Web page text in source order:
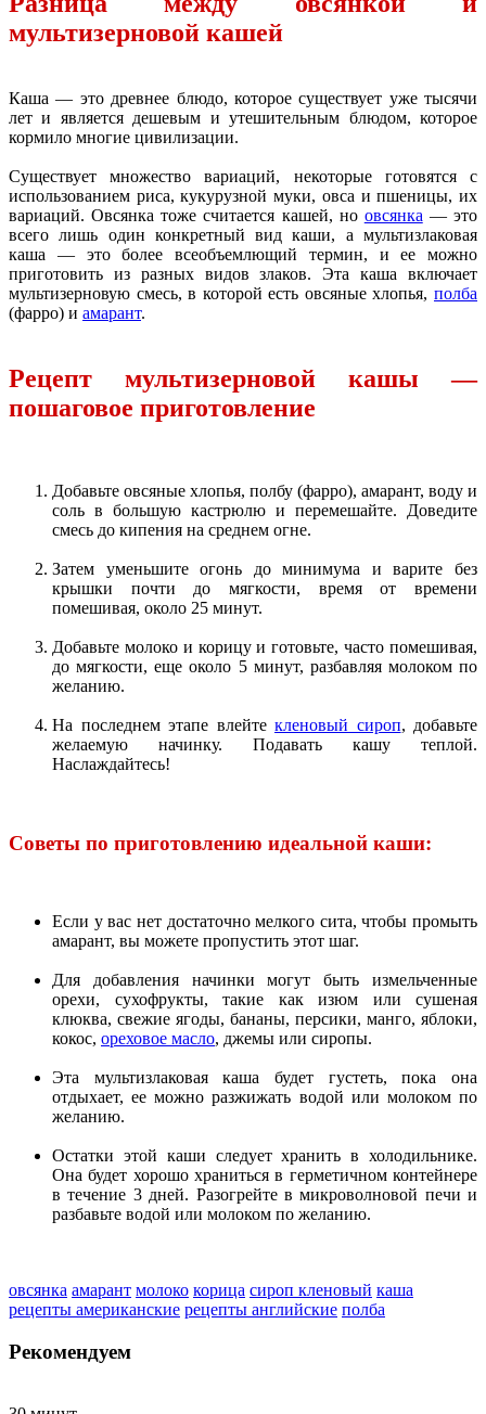
мультизерновой кашей
Каша — это древнее блюдо, которое существует уже тысячи
лет и является дешевым и утешительным блюдом, которое
кормило многие цивилизации.
Существует множество вариаций, некоторые готовятся с
использованием риса, кукурузной муки, овса и пшеницы, их
вариаций. Овсянка тоже считается кашей, но овсянка — это
всего лишь один конкретный вид каши, а мультизлаковая
каша — это более всеобъемлющий термин, и ее можно
приготовить из разных видов злаков. Эта каша включает
мультизерновую смесь, в которой есть овсяные хлопья, полба
(фарро) и амарант.
Рецепт мультизерновой кашы —
пошаговое приготовление
Добавьте овсяные хлопья, полбу (фарро), амарант, воду и
соль в большую кастрюлю и перемешайте. Доведите
смесь до кипения на среднем огне.
Затем уменьшите огонь до минимума и варите без
крышки почти до мягкости, время от времени
помешивая, около 25 минут.
Добавьте молоко и корицу и готовьте, часто помешивая,
до мягкости, еще около 5 минут, разбавляя молоком по
желанию.
На последнем этапе влейте кленовый сироп, добавьте
желаемую начинку. Подавать кашу теплой.
Наслаждайтесь!
Советы по приготовлению идеальной каши:
Если у вас нет достаточно мелкого сита, чтобы промыть
амарант, вы можете пропустить этот шаг.
Для добавления начинки могут быть измельченные
орехи, сухофрукты, такие как изюм или сушеная
клюква, свежие ягоды, бананы, персики, манго, яблоки,
кокос, ореховое масло, джемы или сиропы.
Эта мультизлаковая каша будет густеть, пока она
отдыхает, ее можно разжижать водой или молоком по
желанию.
Остатки этой каши следует хранить в холодильнике.
Она будет хорошо храниться в герметичном контейнере
в течение 3 дней. Разогрейте в микроволновой печи и
разбавьте водой или молоком по желанию.
овсянка амарант молоко корица сироп кленовый каша
рецепты американские рецепты английские полба
Рекомендуем